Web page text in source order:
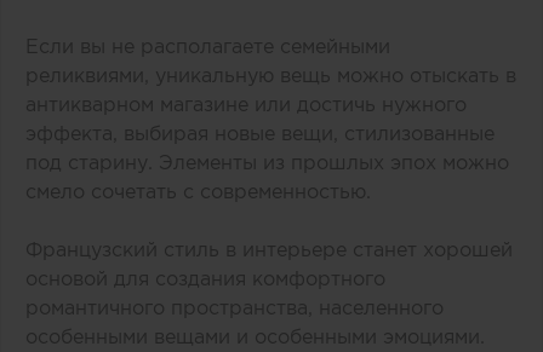
Если вы не располагаете семейными
реликвиями, уникальную вещь можно отыскать в
антикварном магазине или достичь нужного
эффекта, выбирая новые вещи, стилизованные
под старину. Элементы из прошлых эпох можно
смело сочетать с современностью.
Французский стиль в интерьере станет хорошей
основой для создания комфортного
романтичного пространства, населенного
особенными вещами и особенными эмоциями.